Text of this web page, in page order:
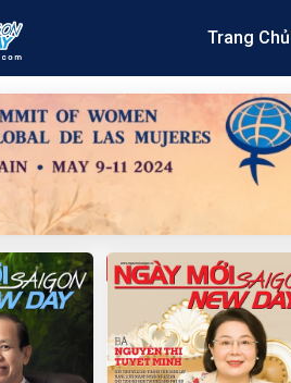
Trang Chủ